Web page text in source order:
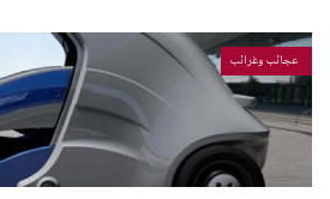
عجائب وغرائب